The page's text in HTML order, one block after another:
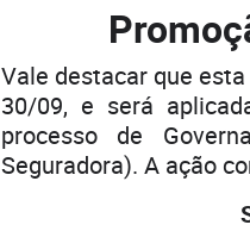
Vale destacar que
30/09, e será
processo de
Seguradora). A ação